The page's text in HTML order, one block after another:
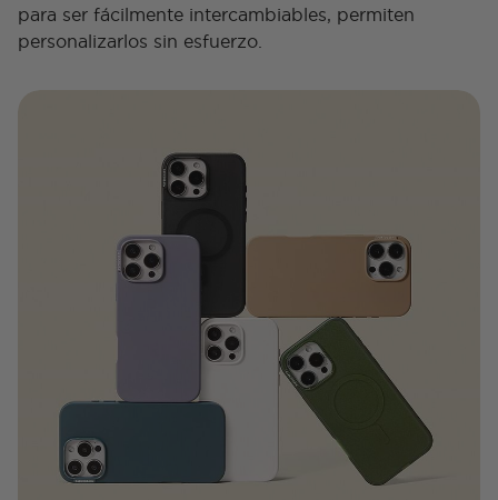
para ser fácilmente intercambiables, permiten
personalizarlos sin esfuerzo.